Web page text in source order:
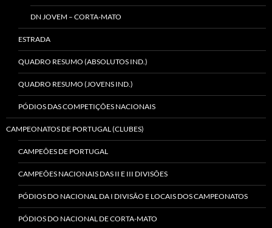
DN JOVEM – CORTA-MATO
ESTRADA
QUADRO RESUMO (ABSOLUTOS IND.)
QUADRO RESUMO (JOVENS IND.)
PÓDIOS DAS COMPETIÇÕES NACIONAIS
CAMPEONATOS DE PORTUGAL (CLUBES)
CAMPEÕES DE PORTUGAL
CAMPEÕES NACIONAIS DAS II E III DIVISÕES
PÓDIOS DO NACIONAL DA I DIVISÃO E LOCAIS DOS CAMPEONATOS
PÓDIOS DO NACIONAL DE CORTA-MATO